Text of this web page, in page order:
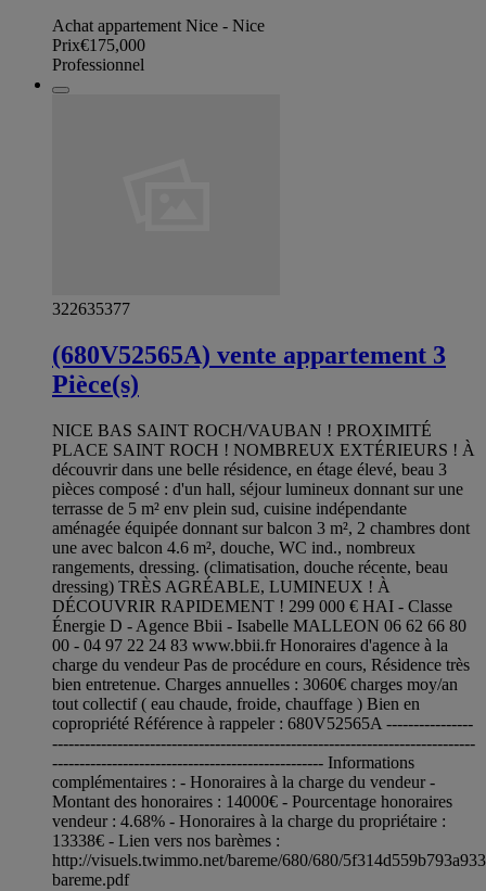
Achat appartement Nice - Nice
Prix€175,000
Professionnel
322635377
(680V52565A) vente appartement 3
Pièce(s)
NICE BAS SAINT ROCH/VAUBAN ! PROXIMITÉ
PLACE SAINT ROCH ! NOMBREUX EXTÉRIEURS ! À
découvrir dans une belle résidence, en étage élevé, beau 3
pièces composé : d'un hall, séjour lumineux donnant sur une
terrasse de 5 m² env plein sud, cuisine indépendante
aménagée équipée donnant sur balcon 3 m², 2 chambres dont
une avec balcon 4.6 m², douche, WC ind., nombreux
rangements, dressing. (climatisation, douche récente, beau
dressing) TRÈS AGRÉABLE, LUMINEUX ! À
DÉCOUVRIR RAPIDEMENT ! 299 000 € HAI - Classe
Énergie D - Agence Bbii - Isabelle MALLEON 06 62 66 80
00 - 04 97 22 24 83 www.bbii.fr Honoraires d'agence à la
charge du vendeur Pas de procédure en cours, Résidence très
bien entretenue. Charges annuelles : 3060€ charges moy/an
tout collectif ( eau chaude, froide, chauffage ) Bien en
copropriété Référence à rappeler : 680V52565A ----------------
------------------------------------------------------------------------------
-------------------------------------------------- Informations
complémentaires : - Honoraires à la charge du vendeur -
Montant des honoraires : 14000€ - Pourcentage honoraires
vendeur : 4.68% - Honoraires à la charge du propriétaire :
13338€ - Lien vers nos barèmes :
http://visuels.twimmo.net/bareme/680/680/
bareme.pdf